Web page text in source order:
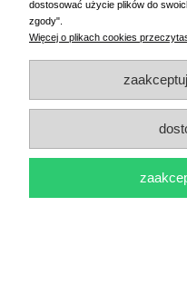
Etykiety termiczne
dostosować użycie plików do
zgody".
Więcej o plikach cookies